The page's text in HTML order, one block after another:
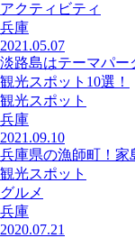
アクティビティ
兵庫
2021.05.07
淡路島はテーマパー
観光スポット10選！
観光スポット
兵庫
2021.09.10
兵庫県の漁師町！家
観光スポット
グルメ
兵庫
2020.07.21